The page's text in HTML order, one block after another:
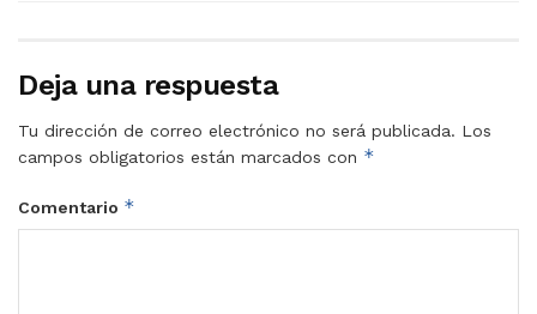
Deja una respuesta
Tu dirección de correo electrónico no será publicada. Los
campos obligatorios están marcados con *
Comentario *